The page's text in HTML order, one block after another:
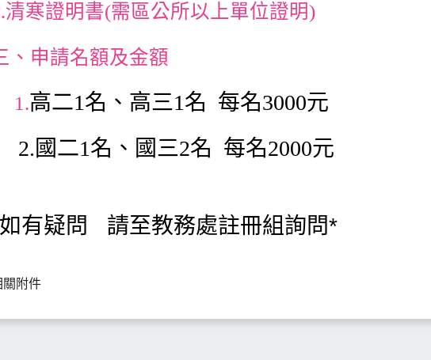
清寒證明書(需區公所以上單位證明)
、申請名額及金額
1.高二1名、高三1名 每名3000元
2.國二1名、國三2名 每名2000元
有疑問 請至教務處註冊組詢問*
關附件